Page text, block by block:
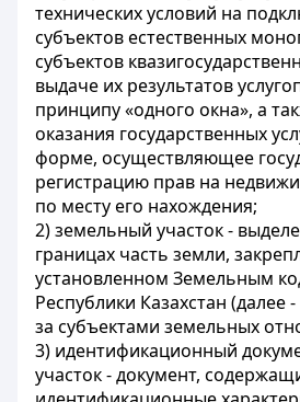
технических условий на
субъектов естественных
субъектов
выдаче их результатов
принципу «одного окна», а
оказания государственных
форме, осуществляющее
регистрацию прав на
по месту его нахождения;
2) земельный участок -
границах часть земли,
установленном Земельным
Республики Казахстан (далее
за субъектами земельных
3) идентификационный
участок - документ,